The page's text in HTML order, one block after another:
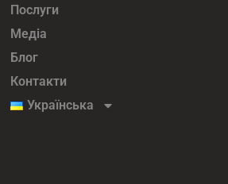
Послуги
Медiа
Блог
Контакти
Українська